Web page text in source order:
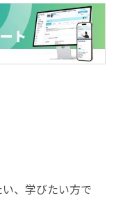
、学びたい方で